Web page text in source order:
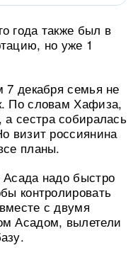
года также был в
но уже 1
декабря семья не
По словам Хафиза,
сестра собиралась
визит россиянина
планы.
надо быстро
контролировать
с двумя
Асадом, вылетели